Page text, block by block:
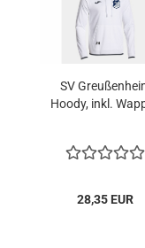
SV
Hoody, inkl.
28,35 EUR